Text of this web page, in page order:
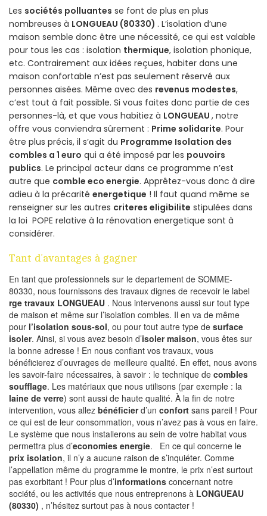
Les sociétés polluantes se font de plus en plus
nombreuses à LONGUEAU (80330) . L’isolation d’une
maison semble donc être une nécessité, ce qui est valable
pour tous les cas : isolation thermique, isolation phonique,
etc. Contrairement aux idées reçues, habiter dans une
maison confortable n’est pas seulement réservé aux
personnes aisées. Même avec des revenus modestes,
c’est tout à fait possible. Si vous faites donc partie de ces
personnes-là, et que vous habitiez à LONGUEAU , notre
offre vous conviendra sûrement : Prime solidarite. Pour
être plus précis, il s’agit du Programme Isolation des
combles a 1 euro qui a été imposé par les pouvoirs
publics. Le principal acteur dans ce programme n’est
autre que comble eco energie. Apprêtez-vous donc à dire
adieu à la précarité energetique ! Il faut quand même se
renseigner sur les autres criteres eligibilite stipulées dans
la loi POPE relative à la rénovation energetique sont à
considérer.
Tant d’avantages à gagner
En tant que professionnels sur le departement de SOMME-
80330, nous fournissons des travaux dignes de recevoir le label
rge travaux LONGUEAU . Nous intervenons aussi sur tout type
de maison et même sur l’isolation combles. Il en va de même
pour l’isolation sous-sol, ou pour tout autre type de surface
isoler. Ainsi, si vous avez besoin d’isoler maison, vous êtes sur
la bonne adresse ! En nous confiant vos travaux, vous
bénéficierez d’ouvrages de meilleure qualité. En effet, nous avons
les savoir-faire nécessaires, à savoir : le technique de combles
soufflage. Les matériaux que nous utilisons (par exemple : la
laine de verre) sont aussi de haute qualité. À la fin de notre
intervention, vous allez bénéficierd’un confort sans pareil ! Pour
ce qui est de leur consommation, vous n’avez pas à vous en faire.
Le système que nous installerons au sein de votre habitat vous
permettra plus d’economies energie. En ce qui concerne le
prix isolation, il n’y a aucune raison de s’inquiéter. Comme
l’appellation même du programme le montre, le prix n’est surtout
pas exorbitant ! Pour plus d’informations concernant notre
société, ou les activités que nous entreprenons à LONGUEAU
(80330) , n’hésitez surtout pas à nous contacter !